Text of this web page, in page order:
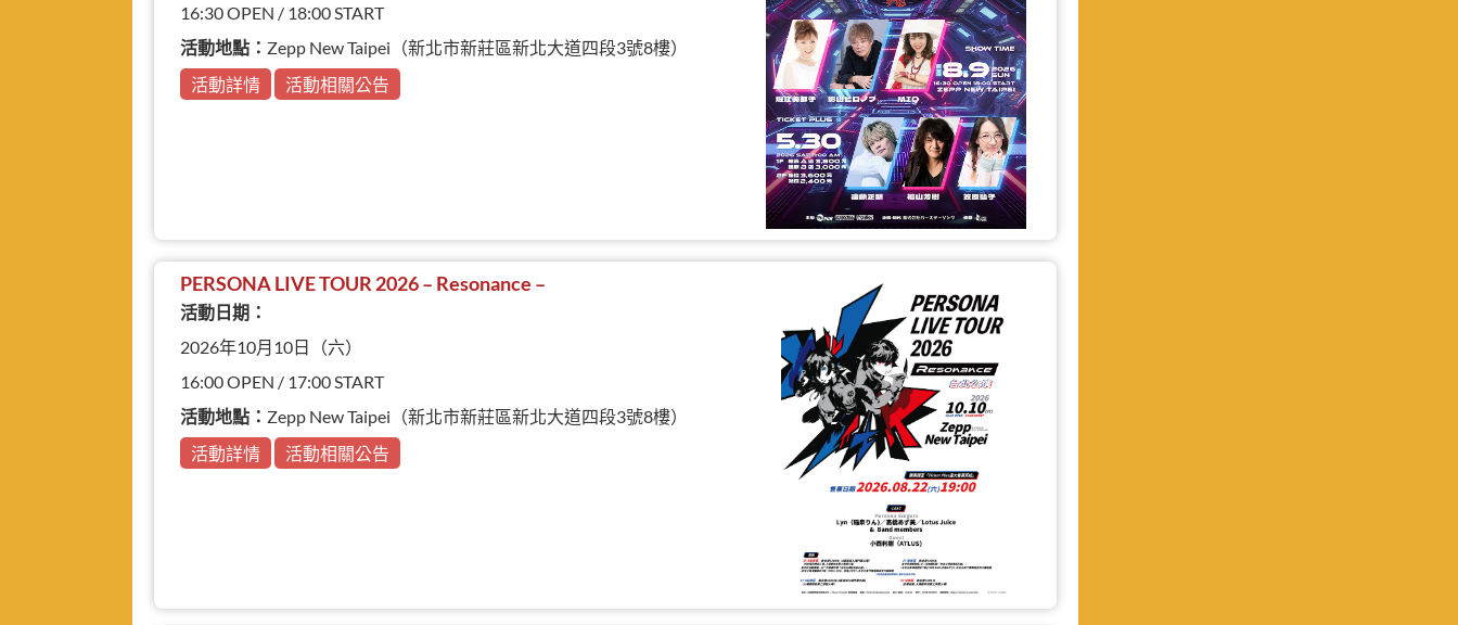
16:30 OPEN / 18:00 START
活動地點： Zepp New Taipei（新北市新莊區新北大道四段3號8樓）
活動詳情
活動相關公告
PERSONA LIVE TOUR 2026 – Resonance –
活動日期：
2026年10月10日（六）
16:00 OPEN / 17:00 START
活動地點： Zepp New Taipei（新北市新莊區新北大道四段3號8樓）
活動詳情
活動相關公告